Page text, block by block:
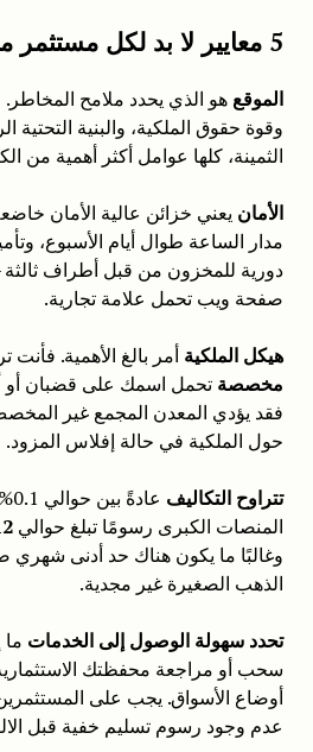
5 معايير لا بد لكل مستثمر من التحقق منها
الموقع هو الذي يحدد ملامح المخاطر.
وقوة حقوق الملكية، والبنية التحتية
الثمينة، كلها عوامل أكثر أهمية من
الأمان يعني خزائن عالية الأمان
مدار الساعة طوال أيام الأسبوع،
دورية للمخزون من قبل أطراف
صفحة ويب تحمل علامة تجارية.
هيكل الملكية أمر بالغ الأهمية. فأنت
مخصصة تحمل اسمك على قضبان أو
فقد يؤدي المعدن المجمع غير
حول الملكية في حالة إفلاس المزود.
تتراوح التكاليف
المنصات الكبرى رسومًا تبلغ حوالي
وغالبًا ما يكون هناك حد أدنى شهري
الذهب الصغيرة غير مجدية.
تحدد سهولة الوصول إلى الخدمات ما
سحب أو مراجعة محفظتك
أوضاع الأسواق. يجب على
عدم وجود رسوم تسليم خفية قبل